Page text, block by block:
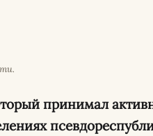
принимал